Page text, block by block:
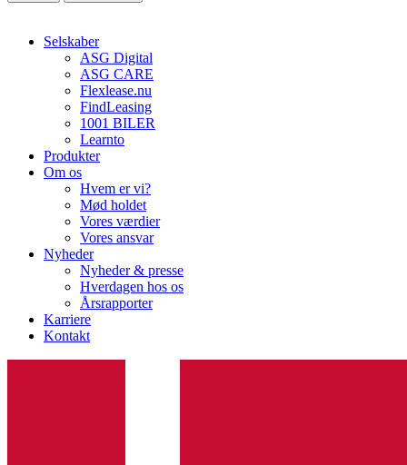
Selskaber
ASG Digital
ASG CARE
Flexlease.nu
FindLeasing
1001 BILER
Learnto
Produkter
Om os
Hvem er vi?
Mød holdet
Vores værdier
Vores ansvar
Nyheder
Nyheder & presse
Hverdagen hos os
Årsrapporter
Karriere
Kontakt